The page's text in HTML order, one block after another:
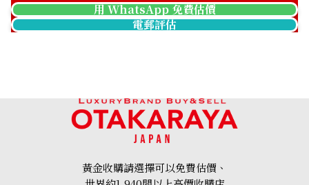
Breitling Navitimer B01
收購日期: 2025年3月
Breitling Navitimer
AB0138 Black
參考回收價
收購日期: 2026年2月
用 WhatsApp 免費估價
電郵評估
黃金收購請選擇可以免費估價、